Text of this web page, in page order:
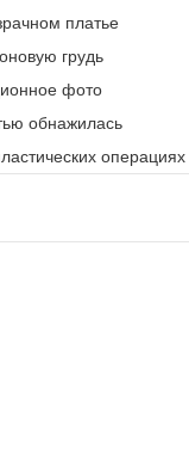
платье
грудь
фото
обнажилась
операциях